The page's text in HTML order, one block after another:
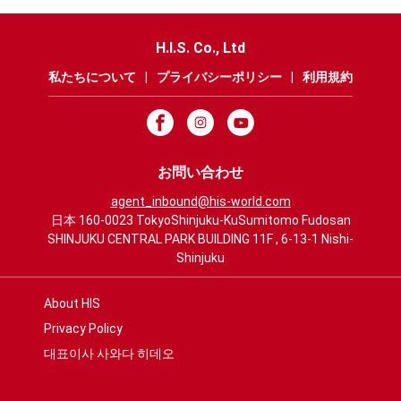
H.I.S. Co., Ltd
私たちについて プライバシーポリシー 利用規約
お問い合わせ
agent_inbound@his-world.com
日本 160-0023 TokyoShinjuku-KuSumitomo Fudosan
SHINJUKU CENTRAL PARK BUILDING 11F , 6-13-1 Nishi-
Shinjuku
About HIS
Privacy Policy
대표이사 사와다 히데오